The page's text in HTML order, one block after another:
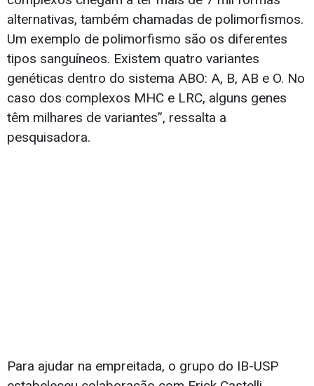
alternativas, também chamadas de polimorfismos.
Um exemplo de polimorfismo são os diferentes
tipos sanguíneos. Existem quatro variantes
genéticas dentro do sistema ABO: A, B, AB e O. No
caso dos complexos MHC e LRC, alguns genes
têm milhares de variantes”, ressalta a
pesquisadora.
Para ajudar na empreitada, o grupo do IB-USP